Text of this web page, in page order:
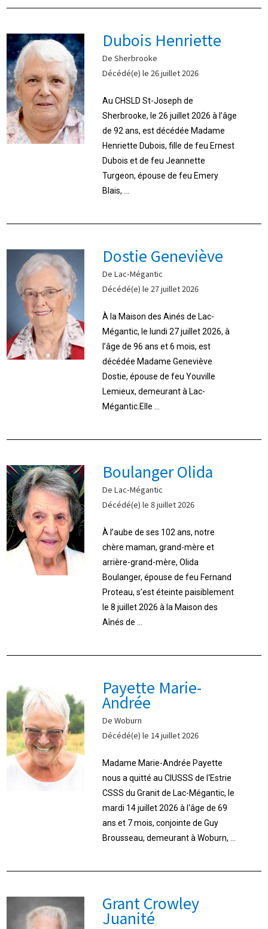
Dubois Henriette
De Sherbrooke
Décédé(e) le 26 juillet 2026
Au CHSLD St-Joseph de
Sherbrooke, le 26 juillet 2026 à l’âge
de 92 ans, est décédée Madame
Henriette Dubois, fille de feu Ernest
Dubois et de feu Jeannette
Turgeon, épouse de feu Emery
Blais, ...
Dostie Geneviève
De Lac-Mégantic
Décédé(e) le 27 juillet 2026
À la Maison des Ainés de Lac-
Mégantic, le lundi 27 juillet 2026, à
l’âge de 96 ans et 6 mois, est
décédée Madame Geneviève
Dostie, épouse de feu Youville
Lemieux, demeurant à Lac-
Mégantic.Elle ...
Boulanger Olida
De Lac-Mégantic
Décédé(e) le 8 juillet 2026
À l’aube de ses 102 ans, notre
chère maman, grand-mère et
arrière-grand-mère, Olida
Boulanger, épouse de feu Fernand
Proteau, s’est éteinte paisiblement
le 8 juillet 2026 à la Maison des
Aînés de ...
Payette Marie-
Andrée
De Woburn
Décédé(e) le 14 juillet 2026
Madame Marie-Andrée Payette
nous a quitté au CIUSSS de l‘Estrie
CSSS du Granit de Lac-Mégantic, le
mardi 14 juillet 2026 à l‘âge de 69
ans et 7 mois, conjointe de Guy
Brousseau, demeurant à Woburn, ...
Grant Crowley
Juanité